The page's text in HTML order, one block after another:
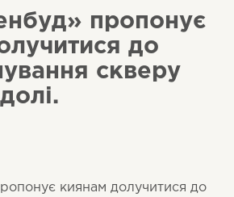
пропонує
до
скверу
киянам долучитися до